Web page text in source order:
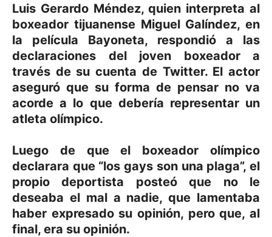
Luis Gerardo Méndez, quien interpreta al
boxeador tijuanense Miguel Galíndez, en
la película Bayoneta, respondió a las
declaraciones del joven boxeador a
través de su cuenta de Twitter. El actor
aseguró que su forma de pensar no va
acorde a lo que debería representar un
atleta olímpico.
Luego de que el boxeador olímpico
declarara que “los gays son una plaga”, el
propio deportista posteó que no le
deseaba el mal a nadie, que lamentaba
haber expresado su opinión, pero que, al
final, era su opinión.